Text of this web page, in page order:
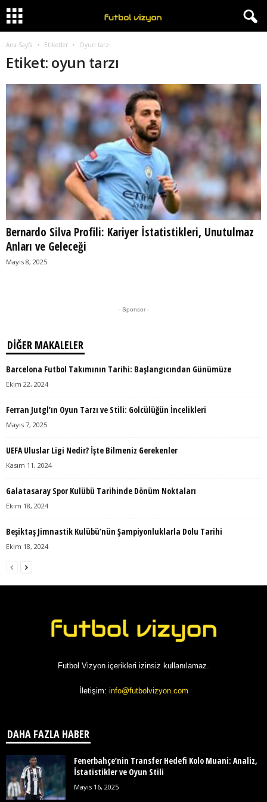
Ana Sayfa Etiketler Oyun tarzı
Etiket: oyun tarzı
Bernardo Silva Profili: Kariyer İstatistikleri, Unutulmaz
Anları ve Geleceği
Mayıs 8, 2025
- Sponsor -
DIĞER MAKALELER
Barcelona Futbol Takımının Tarihi: Başlangıcından Günümüze
Ekim 22, 2024
Ferran Jutgl’ın Oyun Tarzı ve Stili: Golcülüğün İncelikleri
Mayıs 7, 2025
UEFA Uluslar Ligi Nedir? İşte Bilmeniz Gerekenler
Kasım 11, 2024
Galatasaray Spor Kulübü Tarihinde Dönüm Noktaları
Ekim 18, 2024
Beşiktaş Jimnastik Kulübü’nün Şampiyonluklarla Dolu Tarihi
Ekim 18, 2024
Futbol Vizyon içerikleri izinsiz kullanılamaz.
İletişim: info@futbolvizyon.com
DAHA FAZLA HABER
Fenerbahçe’nin Transfer Hedefi Kolo Muani: Analiz,
İstatistikler ve Oyun Stili
Mayıs 16, 2025